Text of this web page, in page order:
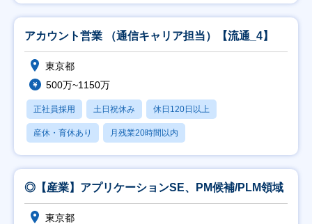
アカウント営業 （通信キャリア担当）【流通_4】
東京都
500万~1150万
正社員採用 土日祝休み 休日120日以上
産休・育休あり 月残業20時間以内
◎【産業】アプリケーションSE、PM候補/PLM領域
東京都